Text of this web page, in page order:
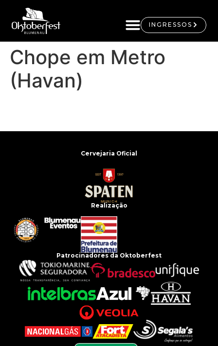
INGRESSOS
Chope em Metro
(Havan)
Cervejaria Oficial
Realização
Patrocinadores da Oktoberfest